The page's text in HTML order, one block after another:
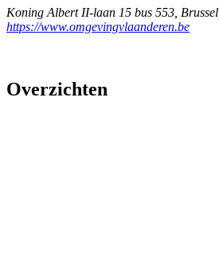
Koning Albert II-laan 15 bus 553 Brussel
https://www.omgevingvlaanderen.be
Overzichten